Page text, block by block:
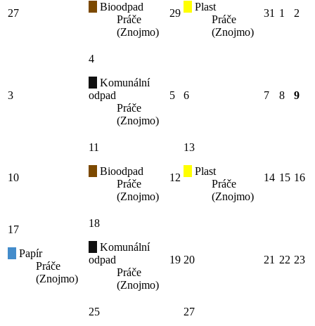
27
Bioodpad
Práče
(Znojmo)
29
Plast
Práče
(Znojmo)
31 1 2
3
4
Komunální
odpad
Práče
(Znojmo)
5 6 7 8 9
10
11
Bioodpad
Práče
(Znojmo)
12
13
Plast
Práče
(Znojmo)
14 15 16
17
Papír
Práče
(Znojmo)
18
Komunální
odpad
Práče
(Znojmo)
19 20 21 22 23
25
27